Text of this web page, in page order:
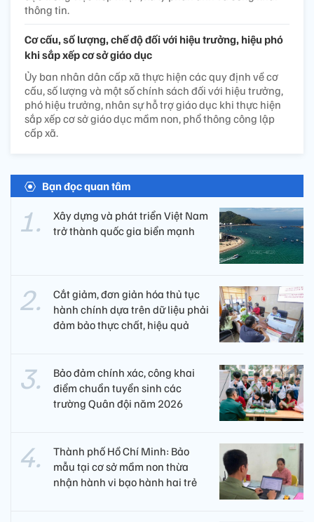
thông tin.
Cơ cấu, số lượng, chế độ đối với hiệu trưởng, hiệu phó
khi sắp xếp cơ sở giáo dục
Ủy ban nhân dân cấp xã thực hiện các quy định về cơ
cấu, số lượng và một số chính sách đối với hiệu trưởng,
phó hiệu trưởng, nhân sự hỗ trợ giáo dục khi thực hiện
sắp xếp cơ sở giáo dục mầm non, phổ thông công lập
cấp xã.
Bạn đọc quan tâm
Xây dựng và phát triển Việt Nam
trở thành quốc gia biển mạnh
Cắt giảm, đơn giản hóa thủ tục
hành chính dựa trên dữ liệu phải
đảm bảo thực chất, hiệu quả
Bảo đảm chính xác, công khai
điểm chuẩn tuyển sinh các
trường Quân đội năm 2026
Thành phố Hồ Chí Minh: Bảo
mẫu tại cơ sở mầm non thừa
nhận hành vi bạo hành hai trẻ